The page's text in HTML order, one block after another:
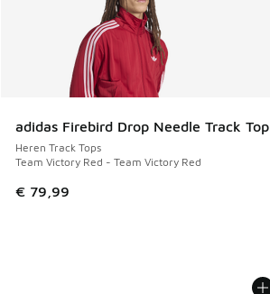
adidas Firebird Drop Needle Track Top
Heren Track Tops
Team Victory Red - Team Victory Red
€ 79,99